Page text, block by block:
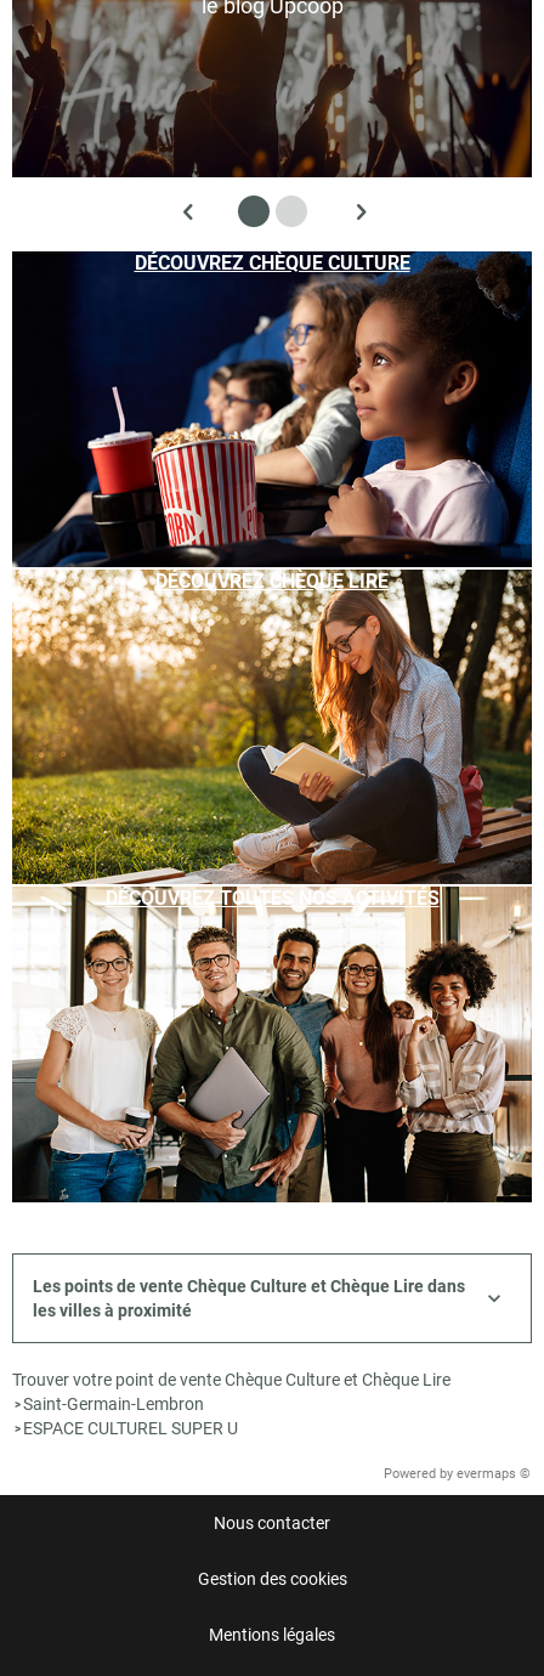
le blog Upcoop
DÉCOUVREZ CHÈQUE CULTURE
DÉCOUVREZ CHÈQUE LIRE
DÉCOUVREZ TOUTES NOS ACTIVITÉS
Les points de vente Chèque Culture et Chèque Lire dans
les villes à proximité
Trouver votre point de vente Chèque Culture et Chèque Lire
>Saint-Germain-Lembron
> ESPACE CULTUREL SUPER U
Powered by evermaps ©
Nous contacter
Gestion des cookies
Mentions légales